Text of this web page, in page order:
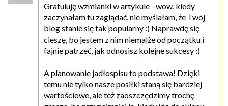
Gratuluję wzmianki w artykule - wow, kiedy
zaczynałam tu zaglądać, nie myślałam, że Twój
blog stanie się tak popularny :) Naprawdę się
cieszę, bo jestem z nim niemalże od początku i
fajnie patrzeć, jak odnosisz kolejne sukcesy :)
A planowanie jadłospisu to podstawa! Dzięki
temu nie tylko nasze posiłki staną się bardziej
wartościowe, ale też zaoszczędzimy trochę